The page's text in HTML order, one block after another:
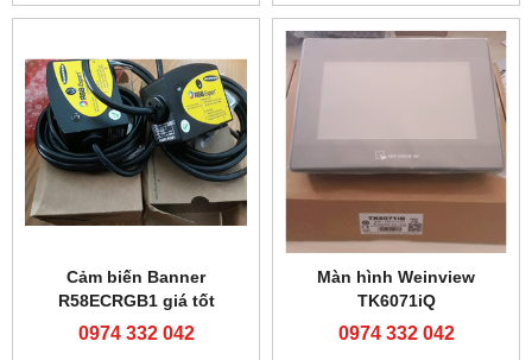
Cảm biến Banner
R58ECRGB1 giá tốt
0974 332 042
Màn hình Weinview
TK6071iQ
0974 332 042